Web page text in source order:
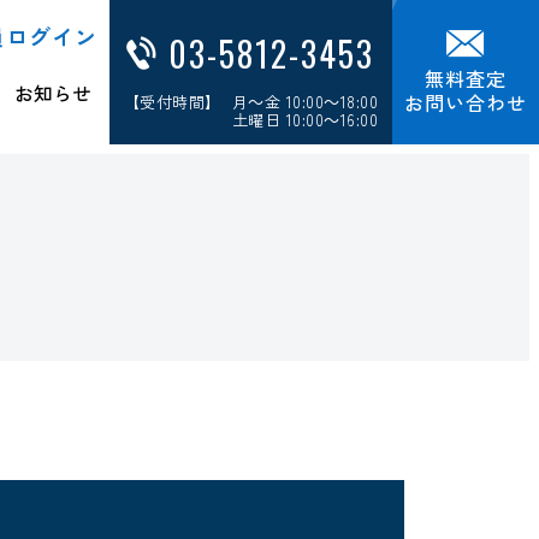
グイン
お知らせ
03-5812-3453
【受付時間】 月～金 10:00～18:00
土曜日 10:00～16:00
無料査定
お問い合わせ